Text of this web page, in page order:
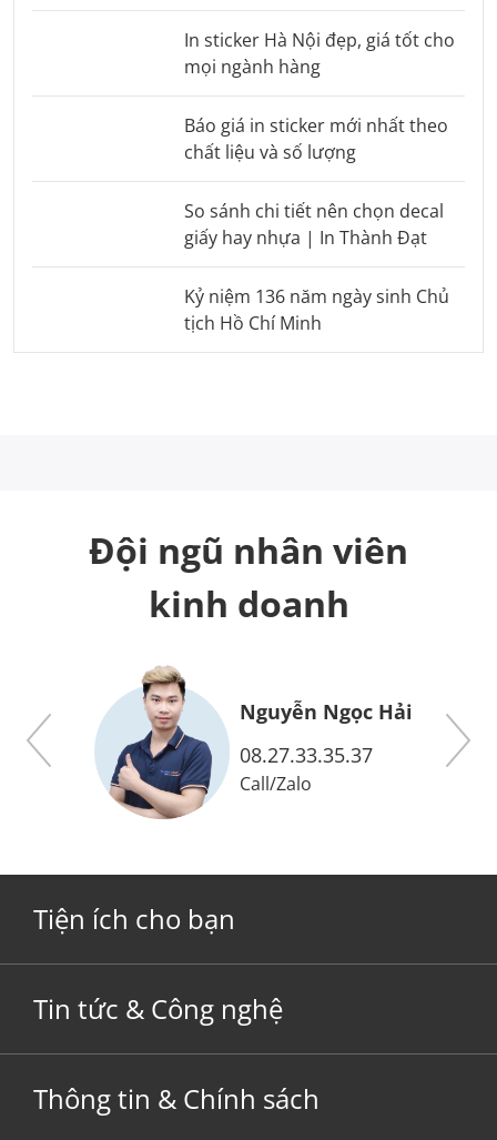
In sticker Hà Nội đẹp, giá tốt cho
mọi ngành hàng
Báo giá in sticker mới nhất theo
chất liệu và số lượng
So sánh chi tiết nên chọn decal
giấy hay nhựa | In Thành Đạt
Kỷ niệm 136 năm ngày sinh Chủ
tịch Hồ Chí Minh
Đội ngũ nhân viên
kinh doanh
Nguyễn Ngọc Hải
08.27.33.35.37
Call/Zalo
Tiện ích cho bạn
Tin tức & Công nghệ
Thông tin & Chính sách